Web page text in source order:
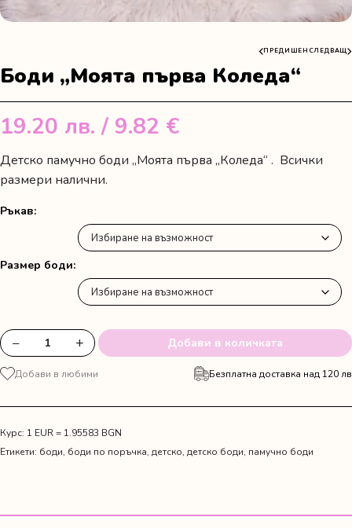
ПРЕДИШЕН СЛЕДВАЩ
Боди „Моята първа Коледа“
19.20 лв. / 9.82 €
Детско памучно боди „Моята първа „Коледа“ . Всички
размери налични.
Ръкав
Размер боди
количество
за
Боди
Коледа"
− + Добави в количката
Добави в любими Безплатна доставка над 120 лв
Курс: 1 EUR = 1.95583 BGN
Етикети: боди, боди по поръчка, детско, детско боди, памучно боди